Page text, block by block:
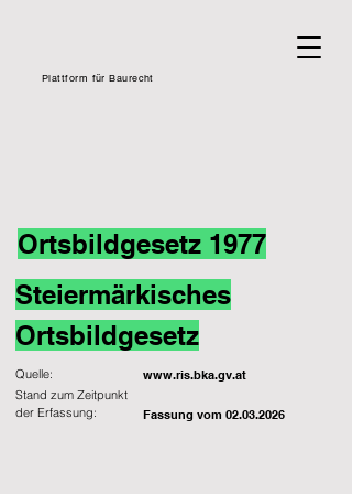
Plattform für Baurecht
Ortsbildgesetz 1977
Steiermärkisches
Ortsbildgesetz
Quelle: www.ris.bka.gv.at
Fassung vom 02.03.2026
Stand zum Zeitpunkt
der Erfassung: